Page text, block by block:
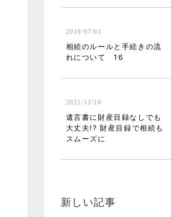
2019/07/03
相続のルールと手続きの流
れについて 16
2021/12/10
遺言書に財産目録なしでも
大丈夫!? 財産目録で相続も
スムーズに
新しい記事